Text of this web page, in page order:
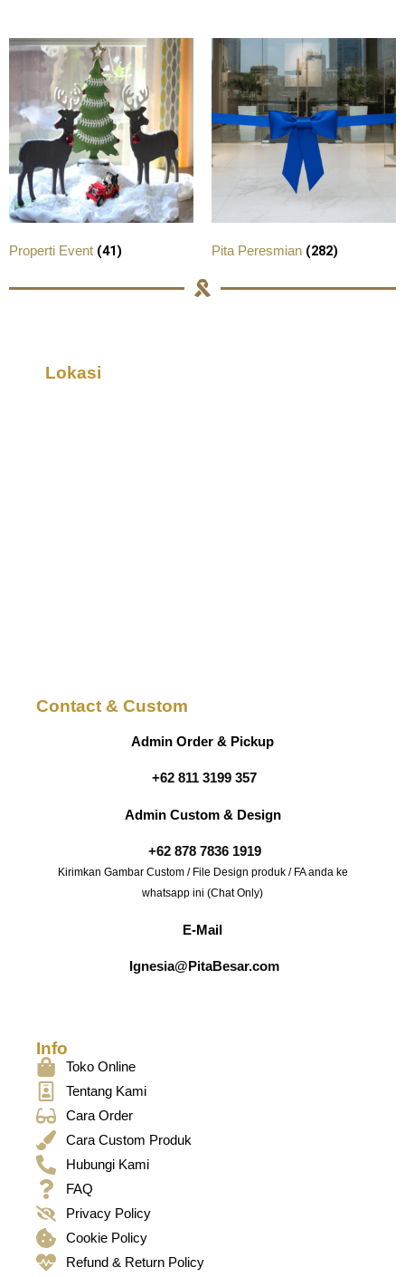
Properti Event (41) Pita Peresmian (282)
Lokasi
Contact & Custom
Admin Order & Pickup
+62 811 3199 357
Admin Custom & Design
+62 878 7836 1919
Kirimkan Gambar Custom / File Design produk / FA anda ke
whatsapp ini (Chat Only)
E-Mail
Ignesia@PitaBesar.com
Info
Toko Online
Tentang Kami
Cara Order
Cara Custom Produk
Hubungi Kami
FAQ
Privacy Policy
Cookie Policy
Refund & Return Policy